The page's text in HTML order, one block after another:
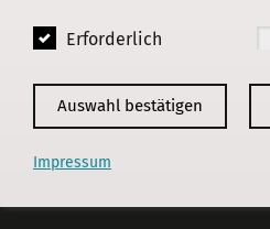
© 2018 - 2026KGParl
Erforderlich
Auswahl bestätigen
Impressum